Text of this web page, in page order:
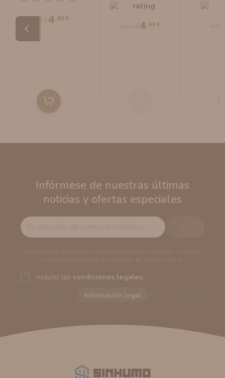
4 ,88 € 4 ,88 €
Infórmese de nuestras últimas
noticias y ofertas especiales
Acepto las condiciones legales.
Responsable del tratamiento: VAPERS GROUPS
194. Cp: 41909. Salteras - Sevilla (España)
Solo le enviaremos publicidad con su